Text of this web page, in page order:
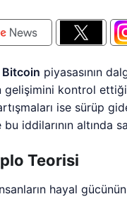
Bitcoin piyasasının
gelişimini kontrol
ise sürüp
iddilarının altında
Teorisi
hayal